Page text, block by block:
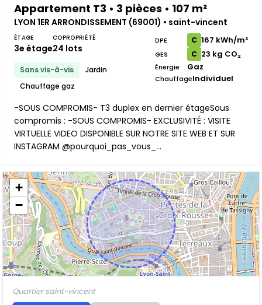
Appartement T3 • 3 pièces • 107 m²
LYON 1ER ARRONDISSEMENT (69001) • saint-vincent
ÉTAGE
3e étage
COPROPRIÉTÉ
24 lots
Sans vis-à-vis
Jardin
Chauffage gaz
DPE C 167 kWh/m²
GES C 23 kg CO₂
Énergie Gaz
ChauffageIndividuel
-SOUS COMPROMIS- T3 duplex en dernier étageSous
compromis : -SOUS COMPROMIS- EXCLUSIVITÉ : VISITE
VIRTUELLE VIDEO DISPONIBLE SUR NOTRE SITE WEB ET SUR
INSTAGRAM @pourquoi_pas_vous_...
+
−
Quartier saint-vincent